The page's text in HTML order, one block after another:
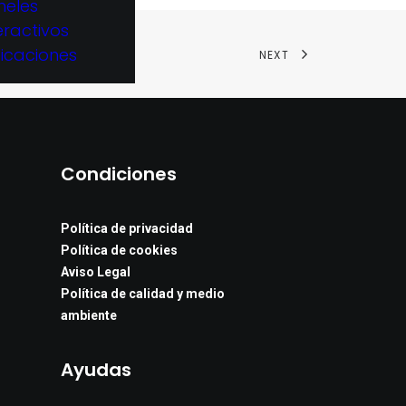
NEXT
Condiciones
Política de privacidad
Política de cookies
Aviso Legal
Política de calidad y medio
ambiente
Ayudas